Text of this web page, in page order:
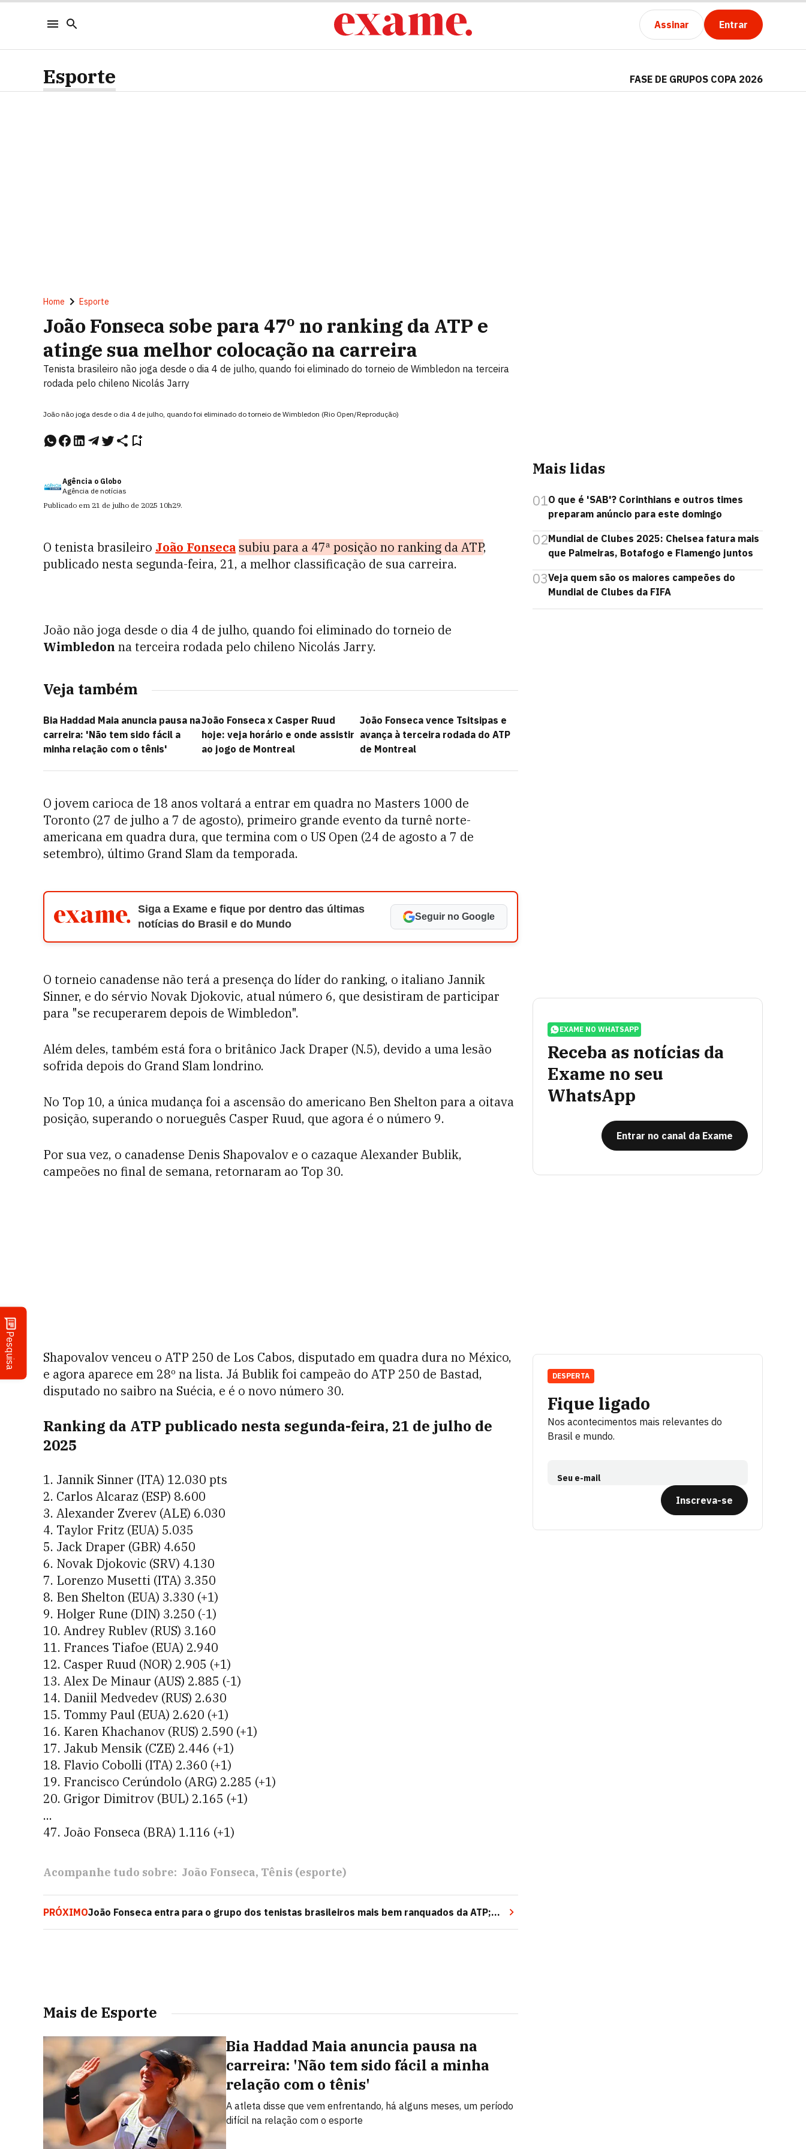
Assinar Entrar
Pesquisa
Esporte FASE DE GRUPOS COPA 2026
Home Esporte
João Fonseca sobe para 47º no ranking da ATP e
atinge sua melhor colocação na carreira
Tenista brasileiro não joga desde o dia 4 de julho, quando foi eliminado do torneio de Wimbledon na terceira
rodada pelo chileno Nicolás Jarry
João não joga desde o dia 4 de julho, quando foi eliminado do torneio de Wimbledon (Rio Open/Reprodução)
Agência o Globo
Agência de notícias
Publicado em 21 de julho de 2025 10h29.
O tenista brasileiro João Fonseca subiu para a 47ª posição no ranking da ATP,
publicado nesta segunda-feira, 21, a melhor classificação de sua carreira.
João não joga desde o dia 4 de julho, quando foi eliminado do torneio de
Wimbledon na terceira rodada pelo chileno Nicolás Jarry.
Veja também
Bia Haddad Maia anuncia pausa na
carreira: 'Não tem sido fácil a
minha relação com o tênis'
João Fonseca x Casper Ruud
hoje: veja horário e onde assistir
ao jogo de Montreal
João Fonseca vence Tsitsipas e
avança à terceira rodada do ATP
de Montreal
O jovem carioca de 18 anos voltará a entrar em quadra no Masters 1000 de
Toronto (27 de julho a 7 de agosto), primeiro grande evento da turnê norte-
americana em quadra dura, que termina com o US Open (24 de agosto a 7 de
setembro), último Grand Slam da temporada.
Siga a Exame e fique por dentro das últimas
notícias do Brasil e do Mundo
Seguir no Google
O torneio canadense não terá a presença do líder do ranking, o italiano Jannik
Sinner, e do sérvio Novak Djokovic, atual número 6, que desistiram de participar
para "se recuperarem depois de Wimbledon".
Além deles, também está fora o britânico Jack Draper (N.5), devido a uma lesão
sofrida depois do Grand Slam londrino.
No Top 10, a única mudança foi a ascensão do americano Ben Shelton para a oitava
posição, superando o norueguês Casper Ruud, que agora é o número 9.
Por sua vez, o canadense Denis Shapovalov e o cazaque Alexander Bublik,
campeões no final de semana, retornaram ao Top 30.
Shapovalov venceu o ATP 250 de Los Cabos, disputado em quadra dura no México,
e agora aparece em 28º na lista. Já Bublik foi campeão do ATP 250 de Bastad,
disputado no saibro na Suécia, e é o novo número 30.
Ranking da ATP publicado nesta segunda-feira, 21 de julho de
2025
1. Jannik Sinner (ITA) 12.030 pts
2. Carlos Alcaraz (ESP) 8.600
3. Alexander Zverev (ALE) 6.030
4. Taylor Fritz (EUA) 5.035
5. Jack Draper (GBR) 4.650
6. Novak Djokovic (SRV) 4.130
7. Lorenzo Musetti (ITA) 3.350
8. Ben Shelton (EUA) 3.330 (+1)
9. Holger Rune (DIN) 3.250 (-1)
10. Andrey Rublev (RUS) 3.160
11. Frances Tiafoe (EUA) 2.940
12. Casper Ruud (NOR) 2.905 (+1)
13. Alex De Minaur (AUS) 2.885 (-1)
14. Daniil Medvedev (RUS) 2.630
15. Tommy Paul (EUA) 2.620 (+1)
16. Karen Khachanov (RUS) 2.590 (+1)
17. Jakub Mensik (CZE) 2.446 (+1)
18. Flavio Cobolli (ITA) 2.360 (+1)
19. Francisco Cerúndolo (ARG) 2.285 (+1)
20. Grigor Dimitrov (BUL) 2.165 (+1)
...
47. João Fonseca (BRA) 1.116 (+1)
Acompanhe tudo sobre: João Fonseca Tênis (esporte)
PRÓXIMOJoão Fonseca entra para o grupo dos tenistas brasileiros mais bem ranquados da ATP;
veja a lista
Mais de Esporte
Bia Haddad Maia anuncia pausa na
carreira: 'Não tem sido fácil a minha
relação com o tênis'
A atleta disse que vem enfrentando, há alguns meses, um período
difícil na relação com o esporte
Mais lidas
01O que é 'SAB'? Corinthians e outros times
preparam anúncio para este domingo
02Mundial de Clubes 2025: Chelsea fatura mais
que Palmeiras, Botafogo e Flamengo juntos
03Veja quem são os maiores campeões do
Mundial de Clubes da FIFA
EXAME NO WHATSAPP
Receba as notícias da
Exame no seu
WhatsApp
Entrar no canal da Exame
Fique ligado
Nos acontecimentos mais relevantes do
Brasil e mundo.
Seu e-mail
Inscreva-se
DESPERTA